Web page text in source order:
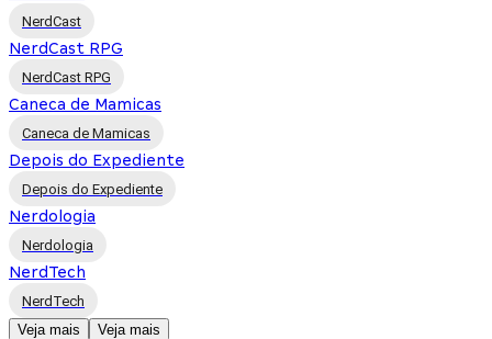
NerdCast
NerdCast RPG
NerdCast RPG
Caneca de Mamicas
Caneca de Mamicas
Depois do Expediente
Depois do Expediente
Nerdologia
Nerdologia
NerdTech
NerdTech
Veja mais
Veja mais